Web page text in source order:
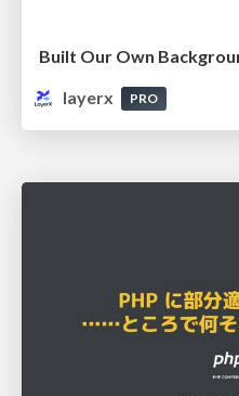
Built Our Own
layerx
PRO